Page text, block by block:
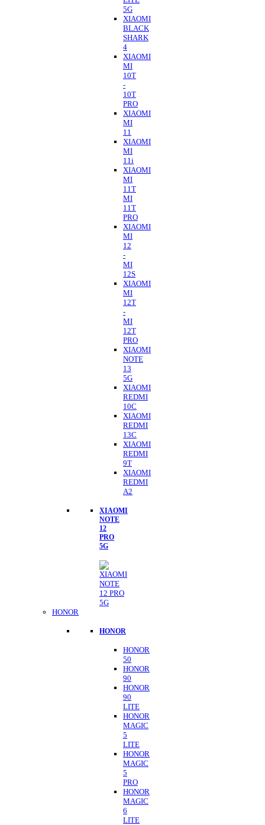
5G
XIAOMI
BLACK
SHARK
4
XIAOMI
MI
10T
-
10T
PRO
XIAOMI
MI
11
XIAOMI
MI
11i
XIAOMI
MI
11T
MI
11T
PRO
XIAOMI
MI
12
-
MI
12S
XIAOMI
MI
12T
-
MI
12T
PRO
XIAOMI
NOTE
13
5G
XIAOMI
REDMI
10C
XIAOMI
REDMI
13C
XIAOMI
REDMI
9T
XIAOMI
REDMI
A2
XIAOMI
NOTE
12
PRO
5G
HONOR
HONOR
HONOR
50
HONOR
90
HONOR
90
LITE
HONOR
MAGIC
5
LITE
HONOR
MAGIC
5
PRO
HONOR
MAGIC
6
LITE